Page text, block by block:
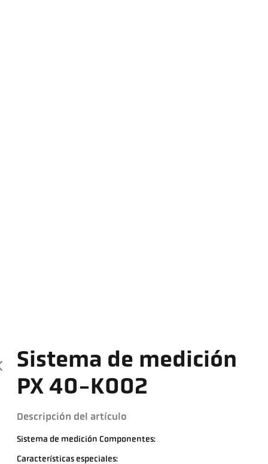
Sistema de medición
PX 40-K002
Descripción del artículo
Sistema de medición Componentes:
Características especiales: